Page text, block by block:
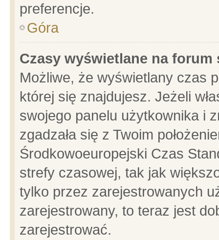
preferencje.
Góra
Czasy wyświetlane na forum
Możliwe, że wyświetlany czas
której się znajdujesz. Jeżeli
swojego panelu użytkownika i
zgadzała się z Twoim
Środkowoeuropejski Czas
strefy czasowej, tak jak
tylko przez zarejestrowanych
zarejestrowany, to teraz jest
zarejestrować.